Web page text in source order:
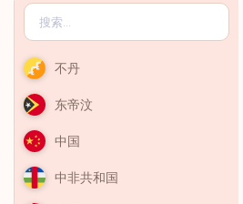
不丹
东帝汶
中国
中非共和国